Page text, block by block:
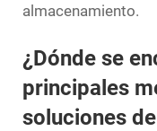
almacenamiento.
¿Dónde se
principales
soluciones